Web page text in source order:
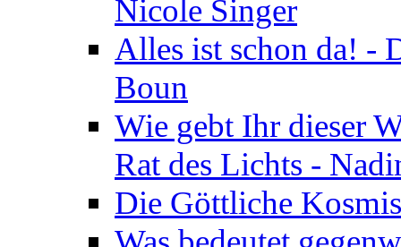
Nicole Singer
Alles ist schon da! -
Boun
Wie gebt Ihr dieser
Rat des Lichts -
Die Göttliche